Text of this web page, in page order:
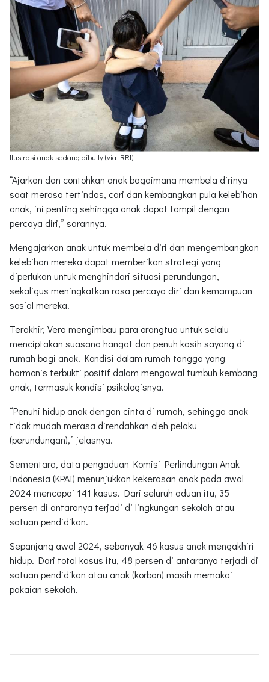
Ilustrasi anak sedang dibully (via RRI)
“Ajarkan dan contohkan anak bagaimana membela dirinya
saat merasa tertindas, cari dan kembangkan pula kelebihan
anak, ini penting sehingga anak dapat tampil dengan
percaya diri,” sarannya.
Mengajarkan anak untuk membela diri dan mengembangkan
kelebihan mereka dapat memberikan strategi yang
diperlukan untuk menghindari situasi perundungan,
sekaligus meningkatkan rasa percaya diri dan kemampuan
sosial mereka.
Terakhir, Vera mengimbau para orangtua untuk selalu
menciptakan suasana hangat dan penuh kasih sayang di
rumah bagi anak. Kondisi dalam rumah tangga yang
harmonis terbukti positif dalam mengawal tumbuh kembang
anak, termasuk kondisi psikologisnya.
“Penuhi hidup anak dengan cinta di rumah, sehingga anak
tidak mudah merasa direndahkan oleh pelaku
(perundungan),” jelasnya.
Sementara, data pengaduan Komisi Perlindungan Anak
Indonesia (KPAI) menunjukkan kekerasan anak pada awal
2024 mencapai 141 kasus. Dari seluruh aduan itu, 35
persen di antaranya terjadi di lingkungan sekolah atau
satuan pendidikan.
Sepanjang awal 2024, sebanyak 46 kasus anak mengakhiri
hidup. Dari total kasus itu, 48 persen di antaranya terjadi di
satuan pendidikan atau anak (korban) masih memakai
pakaian sekolah.